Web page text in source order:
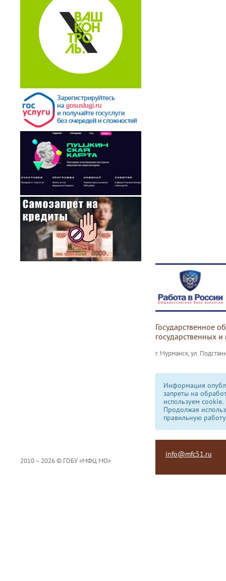
Государственное
государственных
г. Мурманск, ул.
Информация
запреты на
используем сookie.
Продолжая
правильную
2010 – 2026 © ГОБУ «МФЦ МО»
info@mfc51.ru